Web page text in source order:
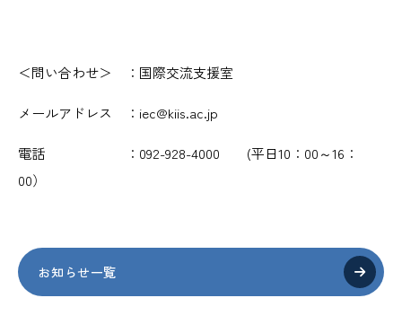
＜問い合わせ＞ ：国際交流支援室
メールアドレス ：iec@kiis.ac.jp
電話 ：092-928-4000 (平日10：00～16：
00）
お知らせ一覧